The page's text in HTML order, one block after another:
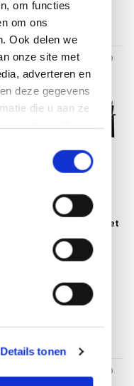
om functies
om ons
Ook delen we
onze site met
adverteren en
deze gegevens
die u aan ze
Details tonen
hoek loungeset 3-
aluminium antraciet
€1.149,00
33%